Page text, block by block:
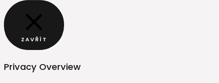
ZAVŘÍT
Privacy Overview